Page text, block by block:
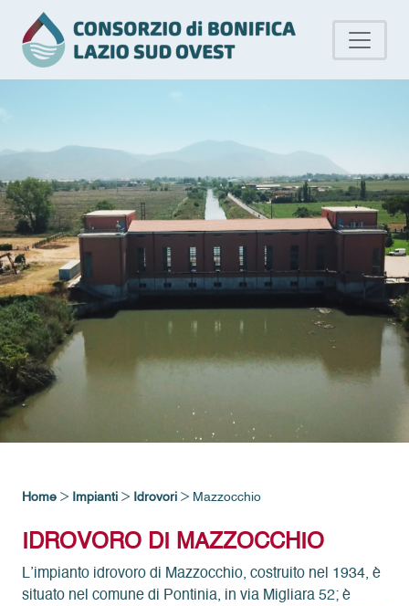
Home > Impianti > Idrovori > Mazzocchio
IDROVORO DI MAZZOCCHIO
L’impianto idrovoro di Mazzocchio, costruito nel 1934, è
situato nel comune di Pontinia, in via Migliara 52; è